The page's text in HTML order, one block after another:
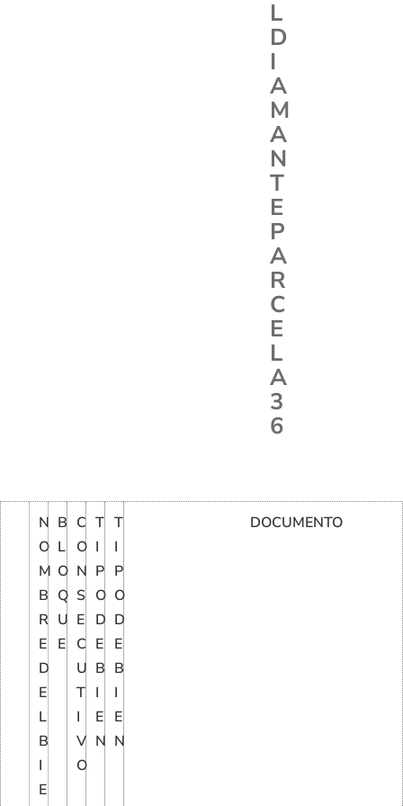
L
D
I
A
M
A
N
T
E
P
A
R
C
E
L
A
3
6
N
O
M
B
R
E
D
E
L
B
I
E
B
L
O
Q
U
E
C
O
N
S
E
C
U
T
I
V
O
T
I
P
O
D
E
B
I
E
N
T
I
P
O
D
E
B
I
E
N
DOCUMENTO